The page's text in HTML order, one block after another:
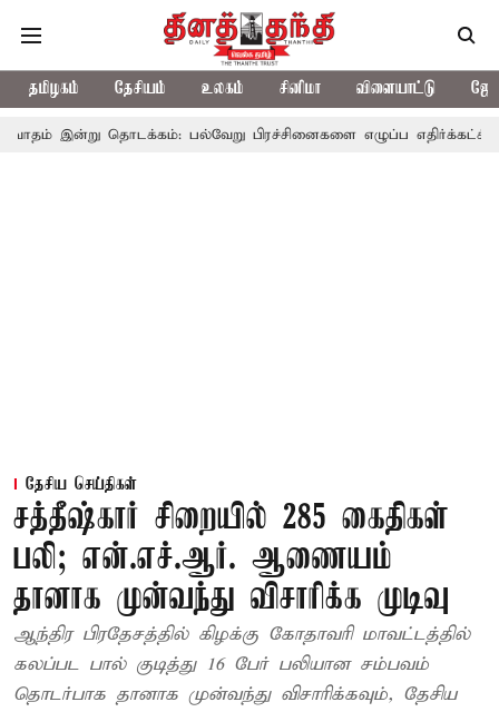
தமிழகம் தேசியம் உலகம் சினிமா விளையாட்டு
தொடக்கம்: பல்வேறு பிரச்சினைகளை எழுப்ப எதிர்க்கட்சிகள் திட்டம்
தேசிய செய்திகள்
சத்தீஷ்கார் சிறையில் 285 கைதிகள்
பலி; என்.எச்.ஆர். ஆணையம்
தானாக முன்வந்து விசாரிக்க முடிவு
ஆந்திர பிரதேசத்தில் கிழக்கு கோதாவரி மாவட்டத்தில்
கலப்பட பால் குடித்து 16 பேர் பலியான சம்பவம்
தொடர்பாக தானாக முன்வந்து விசாரிக்கவும், தேசிய